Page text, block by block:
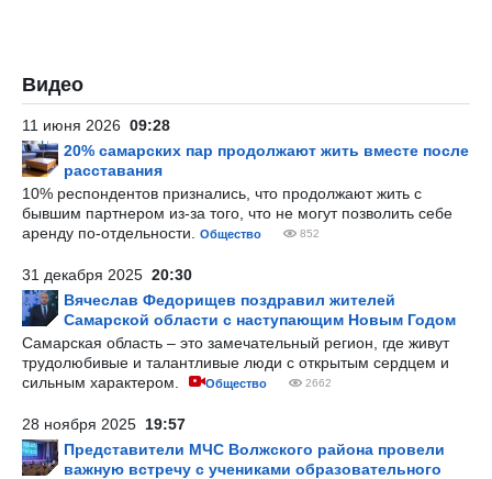
Видео
11 июня 2026 09:28
20% самарских пар продолжают жить вместе после
расставания
10% респондентов признались, что продолжают жить с
бывшим партнером из-за того, что не могут позволить себе
аренду по-отдельности.
Общество 852
31 декабря 2025 20:30
Вячеслав Федорищев поздравил жителей
Самарской области с наступающим Новым Годом
Самарская область – это замечательный регион, где живут
трудолюбивые и талантливые люди с открытым сердцем и
сильным характером.
Общество 2662
28 ноября 2025 19:57
Представители МЧС Волжского района провели
важную встречу с учениками образовательного